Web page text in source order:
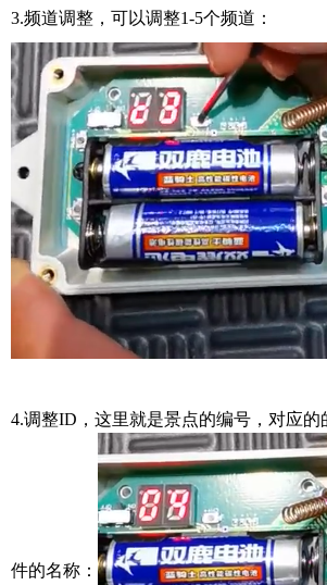
3.频道调整，可以调整1-5个频道：
4.调整ID，这里就是景点的编号，对应的
件的名称：